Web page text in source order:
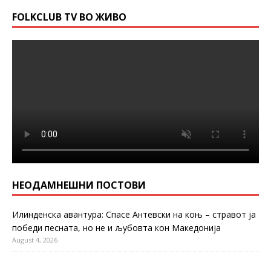
FOLKCLUB TV ВО ЖИВО
НЕОДАМНЕШНИ ПОСТОВИ
Илинденска авантура: Спасе Антевски на коњ – стравот ја
победи песната, но не и љубовта кон Македонија
August 4, 2026